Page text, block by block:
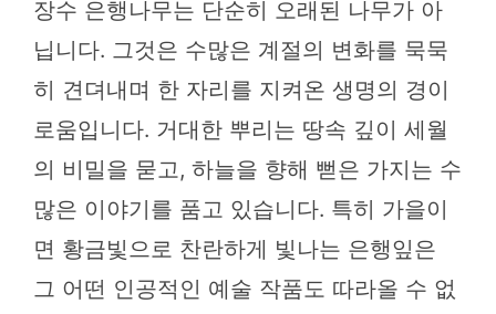
장수 은행나무는 단순히 오래된 나무가 아
닙니다. 그것은 수많은 계절의 변화를 묵묵
히 견뎌내며 한 자리를 지켜온 생명의 경이
로움입니다. 거대한 뿌리는 땅속 깊이 세월
의 비밀을 묻고, 하늘을 향해 뻗은 가지는 수
많은 이야기를 품고 있습니다. 특히 가을이
면 황금빛으로 찬란하게 빛나는 은행잎은
그 어떤 인공적인 예술 작품도 따라올 수 없